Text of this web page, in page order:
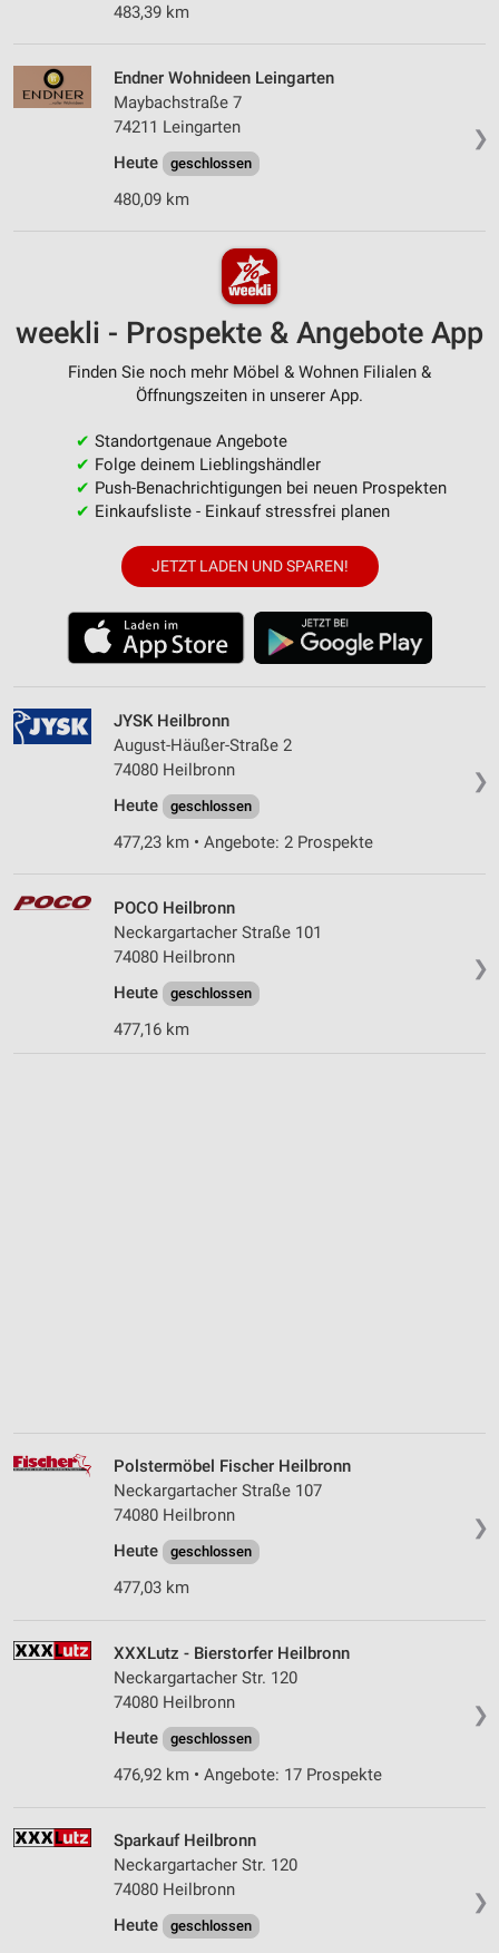
483,39 km
❯
Endner Wohnideen Leingarten
Maybachstraße 7
74211 Leingarten
Heute
geschlossen
480,09 km
weekli - Prospekte & Angebote App
Finden Sie noch mehr Möbel & Wohnen Filialen &
Öffnungszeiten in unserer App.
✔ Standortgenaue Angebote
✔ Folge deinem Lieblingshändler
✔ Push-Benachrichtigungen bei neuen Prospekten
✔ Einkaufsliste - Einkauf stressfrei planen
JETZT LADEN UND SPAREN!
❯
JYSK Heilbronn
August-Häußer-Straße 2
74080 Heilbronn
Heute
geschlossen
477,23 km • Angebote: 2 Prospekte
❯
POCO Heilbronn
Neckargartacher Straße 101
74080 Heilbronn
Heute
geschlossen
477,16 km
❯
Polstermöbel Fischer Heilbronn
Neckargartacher Straße 107
74080 Heilbronn
Heute
geschlossen
477,03 km
❯
XXXLutz - Bierstorfer Heilbronn
Neckargartacher Str. 120
74080 Heilbronn
Heute
geschlossen
476,92 km • Angebote: 17 Prospekte
❯
Sparkauf Heilbronn
Neckargartacher Str. 120
74080 Heilbronn
Heute
geschlossen